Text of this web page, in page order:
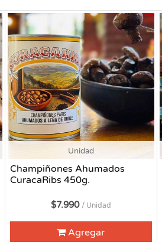
Unidad
Champiñones Ahumados
CuracaRibs 450g.
$7.990 / Unidad
Agregar